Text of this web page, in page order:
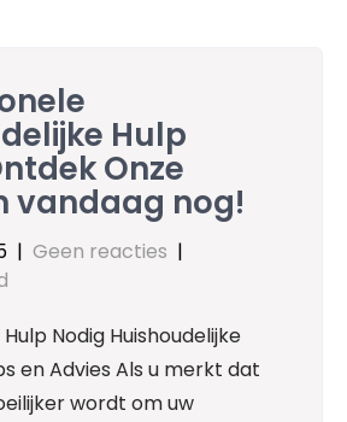
Hulp
Onze
vandaag nog!
| Geen reacties |
Nodig Huishoudelijke
en Advies Als u merkt dat
wordt om uw